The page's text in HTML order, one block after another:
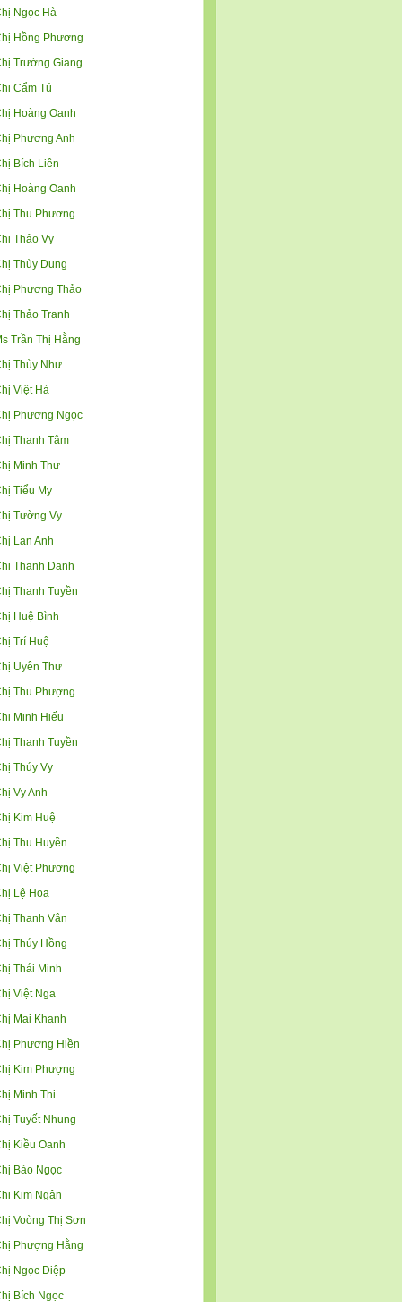
Ngọc Hà
Hồng Phương
Trường Giang
Cẩm Tú
Hoàng Oanh
Phương Anh
Bích Liên
Hoàng Oanh
Thu Phương
Thảo Vy
Thùy Dung
Phương Thảo
Thảo Tranh
Trần Thị Hằng
Thùy Như
Việt Hà
Phương Ngọc
Thanh Tâm
Minh Thư
Tiểu My
Tường Vy
Lan Anh
Thanh Danh
Thanh Tuyền
Huệ Bình
Trí Huệ
Uyên Thư
Thu Phượng
Minh Hiếu
Thanh Tuyền
Thúy Vy
Vy Anh
Kim Huệ
Thu Huyền
Việt Phương
Lệ Hoa
Thanh Vân
Thúy Hồng
Thái Minh
Việt Nga
Mai Khanh
Phương Hiền
Kim Phượng
Minh Thi
Tuyết Nhung
Kiều Oanh
Bảo Ngọc
Kim Ngân
Voòng Thị Sơn
Phượng Hằng
Ngọc Diệp
Bích Ngọc